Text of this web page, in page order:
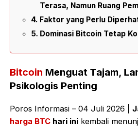
Terasa, Namun Ruang
Faktor yang Perlu
Dominasi Bitcoin Tetap
Bitcoin Menguat Tajam,
Psikologis Penting
Poros Informasi – 04 Juli 2026 |
harga BTC hari ini kembali